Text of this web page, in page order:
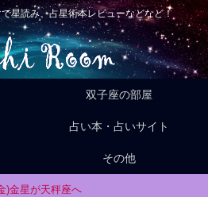
星読み、占星術本レビューなどなど！
双子座の部屋
占い本・占いサイト
その他
)金星が天秤座へ